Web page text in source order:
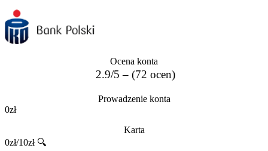
Ocena konta
2.9/5 – (72 ocen)
Prowadzenie konta
0zł
Karta
0zł/10zł 🔍